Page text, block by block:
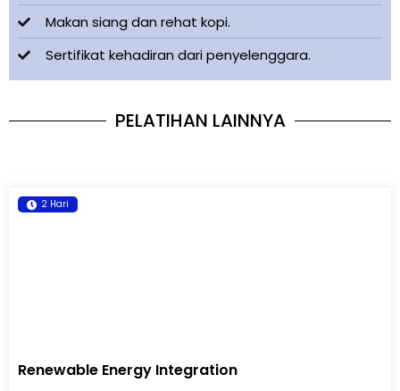
Makan siang dan rehat kopi.
Sertifikat kehadiran dari penyelenggara.
PELATIHAN LAINNYA
2 Hari
Renewable Energy Integration